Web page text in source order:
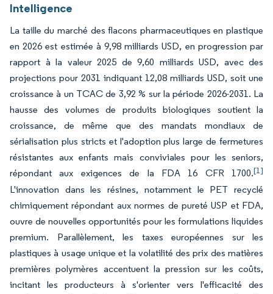
Intelligence
La taille du marché des flacons pharmaceutiques en plastique
en 2026 est estimée à 9,98 milliards USD, en progression par
rapport à la valeur 2025 de 9,60 milliards USD, avec des
projections pour 2031 indiquant 12,08 milliards USD, soit une
croissance à un TCAC de 3,92 % sur la période 2026-2031. La
hausse des volumes de produits biologiques soutient la
croissance, de même que des mandats mondiaux de
sérialisation plus stricts et l'adoption plus large de fermetures
résistantes aux enfants mais conviviales pour les seniors,
répondant aux exigences de la FDA 16 CFR 1700.[1]
L'innovation dans les résines, notamment le PET recyclé
chimiquement répondant aux normes de pureté USP et FDA,
ouvre de nouvelles opportunités pour les formulations liquides
premium. Parallèlement, les taxes européennes sur les
plastiques à usage unique et la volatilité des prix des matières
premières polymères accentuent la pression sur les coûts,
incitant les producteurs à s'orienter vers l'efficacité des